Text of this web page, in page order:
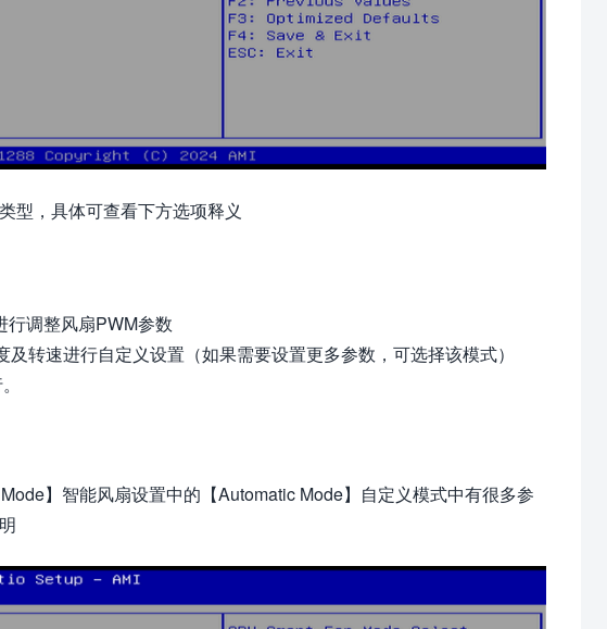
型，具体可查看下方选项释义
行调整风扇PWM参数
及转速进行自定义设置（如果需要设置更多参数，可选择该模式）
】智能风扇设置中的【Automatic Mode】自定义模式中有很多参